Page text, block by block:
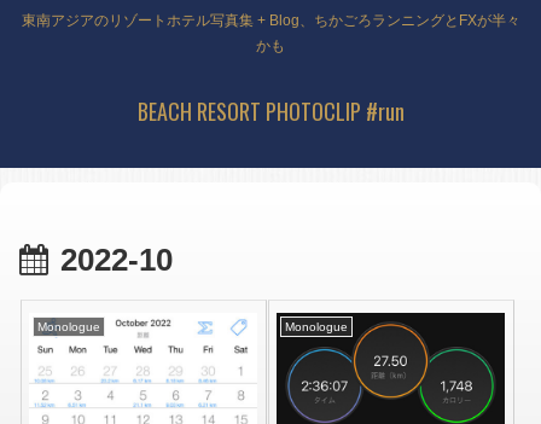
東南アジアのリゾートホテル写真集 + Blog、ちかごろランニングとFXが半々
かも
BEACH RESORT PHOTOCLIP #run
2022-10
Monologue Monologue